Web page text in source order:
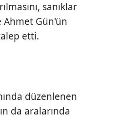
sanıklar
Ahmet Gün'ün
etti.
düzenlenen
da aralarında